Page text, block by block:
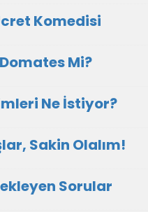
Komedisi
Mi?
Ne İstiyor?
Sakin Olalım!
Sorular